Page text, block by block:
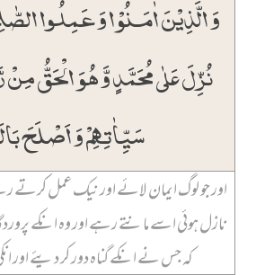
وَ الَّذِیۡنَ اٰمَنُوۡا وَ عَمِلُوا
نُزِّلَ عَلٰی مُحَمَّدٍ وَّ ہُوَ الۡحَقُّ
سَیِّاٰتِہِمۡ وَ اَصۡلَحَ
اور جو لوگ ایمان لائے اور نیک عمل کرتے
نازل ہوئی اسے مانتے رہے اور وہ انکے
کہ جس نے انکے گناہ دور کر دیئے اور